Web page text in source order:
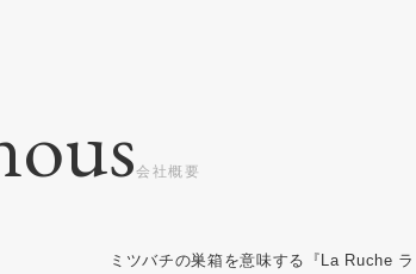
ミツバチの巣箱を意味する『La Ruche ラ